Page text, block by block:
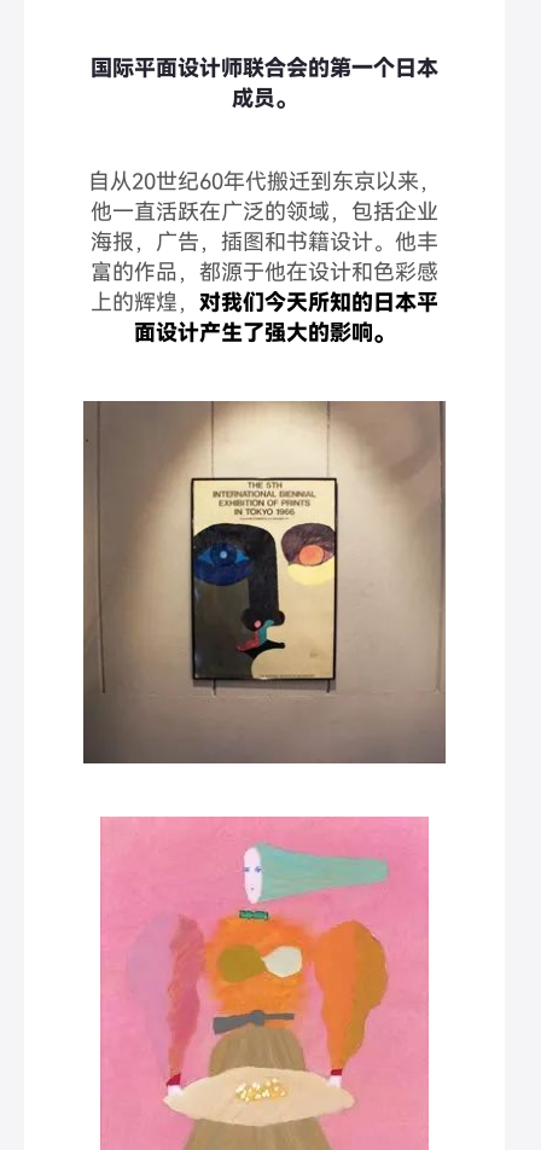
国际平面设计师联合会的第一个日本
成员。
自从20世纪60年代搬迁到东京以来，
他一直活跃在广泛的领域，包括企业
海报，广告，插图和书籍设计。他丰
富的作品，都源于他在设计和色彩感
上的辉煌， 对我们今天所知的日本平
面设计产生了强大的影响。